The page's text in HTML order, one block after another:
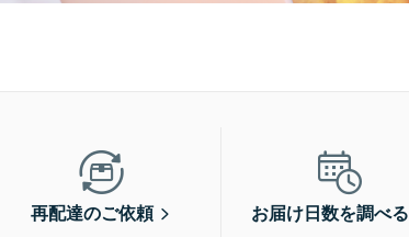
再配達のご依頼 お届け日数を調べる